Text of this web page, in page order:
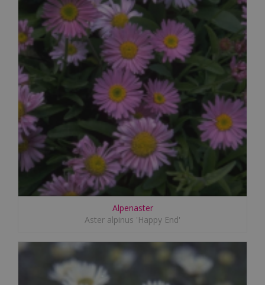
Alpenaster
Aster alpinus 'Happy End'